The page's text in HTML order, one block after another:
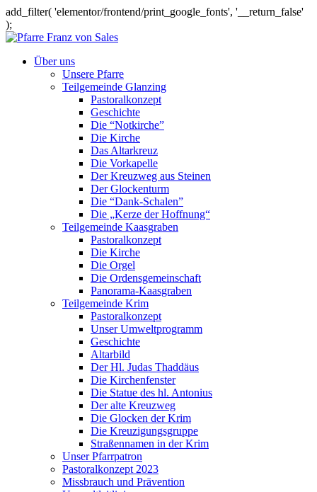
add_filter( 'elementor/frontend/print_google_fonts', '__return_false'
);
Über uns
Unsere Pfarre
Teilgemeinde Glanzing
Pastoralkonzept
Geschichte
Die “Notkirche”
Die Kirche
Das Altarkreuz
Die Vorkapelle
Der Kreuzweg aus Steinen
Der Glockenturm
Die “Dank-Schalen”
Die „Kerze der Hoffnung“
Teilgemeinde Kaasgraben
Pastoralkonzept
Die Kirche
Die Orgel
Die Ordensgemeinschaft
Panorama-Kaasgraben
Teilgemeinde Krim
Pastoralkonzept
Unser Umweltprogramm
Geschichte
Altarbild
Der Hl. Judas Thaddäus
Die Kirchenfenster
Die Statue des hl. Antonius
Der alte Kreuzweg
Die Glocken der Krim
Die Kreuzigungsgruppe
Straßennamen in der Krim
Unser Pfarrpatron
Pastoralkonzept 2023
Missbrauch und Prävention